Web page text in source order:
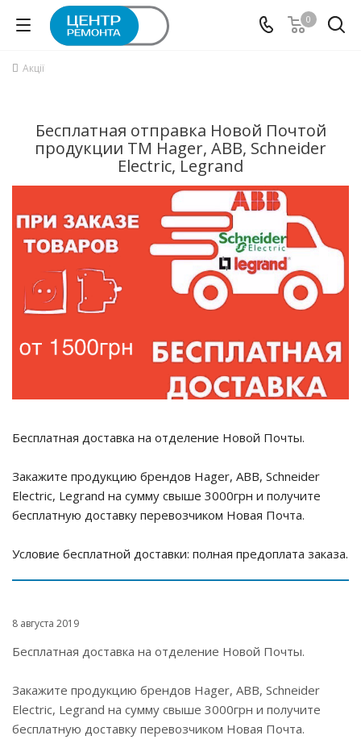
0
Акції
Бесплатная отправка Новой Почтой
продукции ТМ Hager, ABB, Schneider
Electric, Legrand
Бесплатная доставка на отделение Новой Почты.
Закажите продукцию брендов Hager, ABB, Schneider
Electric, Legrand на сумму свыше 3000грн и получите
бесплатную доставку перевозчиком Новая Почта.
Условие бесплатной доставки: полная предоплата заказа.
8 августа 2019
Бесплатная доставка на отделение Новой Почты.
Закажите продукцию брендов Hager, ABB, Schneider
Electric, Legrand на сумму свыше 3000грн и получите
бесплатную доставку перевозчиком Новая Почта.